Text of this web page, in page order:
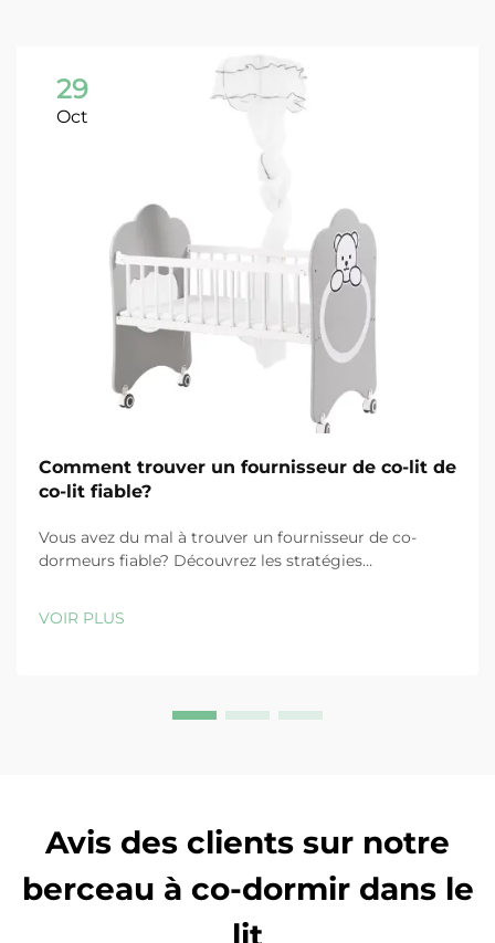
29
Oct
Comment trouver un fournisseur de co-lit de
co-lit fiable?
Vous avez du mal à trouver un fournisseur de co-
dormeurs fiable? Découvrez les stratégies
de fournisseurs gratuite maintenant.
VOIR PLUS
Avis des clients sur notre
berceau à co-dormir dans le
lit